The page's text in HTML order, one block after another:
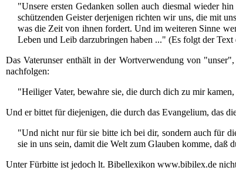
"Unsere ersten Gedanken sollen auch diesmal wieder
schützenden Geister derjenigen richten wir uns, die mit
was die Zeit von ihnen fordert. Und im weiteren Sinne
Leben und Leib darzubringen haben ..." (Es folgt der Text
DasVaterunserenthält in der Wortverwendung von
nachfolgen:
"Heiliger Vater, bewahre sie, die durch dich zu mir
Und er bittet für diejenigen, die durch das Evangelium, das
"Und nicht nur für sie bitte ich bei dir, sondern auch für
sie in uns sein, damit die Welt zum Glauben komme, daß
Unter Fürbitte ist jedoch lt. Bibellexikon www.bibilex.de